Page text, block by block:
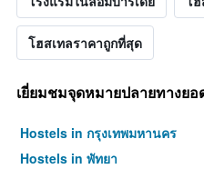
โฮสเทลราคาถูกที่สุด
เยี่ยมชมจุดหมายปลายทางยอ
Hostels in กรุงเทพมหานคร
Hostels in พัทยา